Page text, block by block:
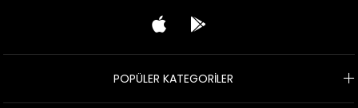
POPÜLER KATEGORİLER